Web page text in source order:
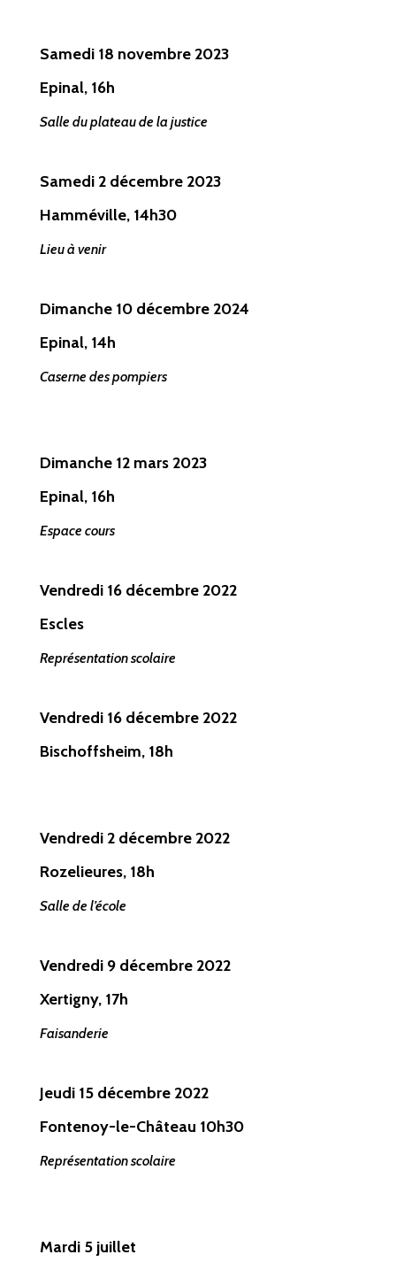
Samedi 18 novembre 2023
Epinal, 16h
Salle du plateau de la justice
Samedi 2 décembre 2023
Hamméville, 14h30
Lieu à venir
Dimanche 10 décembre 2024
Epinal, 14h
Caserne des pompiers
Dimanche 12 mars 2023
Epinal, 16h
Espace cours
Vendredi 16 décembre 2022
Escles
Représentation scolaire
Vendredi 16 décembre 2022
Bischoffsheim, 18h
Vendredi 2 décembre 2022
Rozelieures, 18h
Salle de l’école
Vendredi 9 décembre 2022
Xertigny, 17h
Faisanderie
Jeudi 15 décembre 2022
Fontenoy-le-Château 10h30
Représentation scolaire
Mardi 5 juillet